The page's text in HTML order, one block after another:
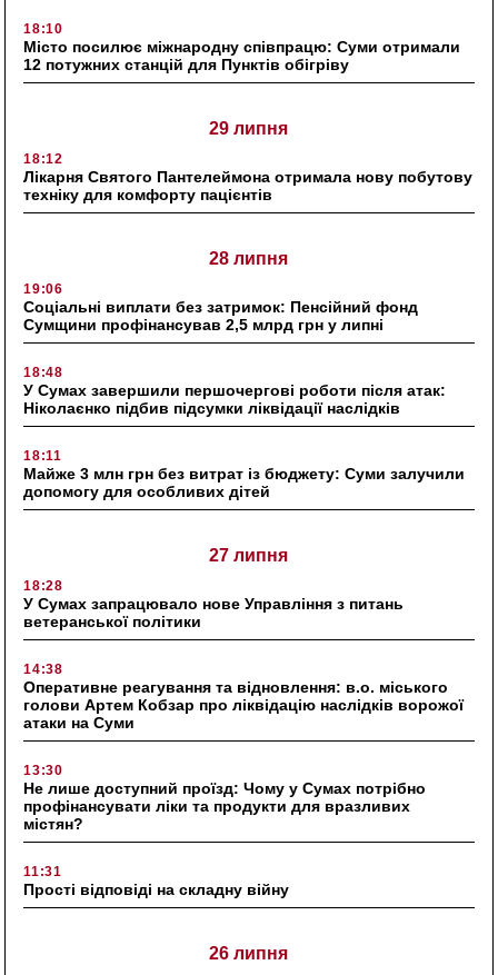
18:10
Місто посилює міжнародну співпрацю: Суми отримали
12 потужних станцій для Пунктів обігріву
29 липня
18:12
Лікарня Святого Пантелеймона отримала нову побутову
техніку для комфорту пацієнтів
28 липня
19:06
Соціальні виплати без затримок: Пенсійний фонд
Сумщини профінансував 2,5 млрд грн у липні
18:48
У Сумах завершили першочергові роботи після атак:
Ніколаєнко підбив підсумки ліквідації наслідків
18:11
Майже 3 млн грн без витрат із бюджету: Суми залучили
допомогу для особливих дітей
27 липня
18:28
У Сумах запрацювало нове Управління з питань
ветеранської політики
14:38
Оперативне реагування та відновлення: в.о. міського
голови Артем Кобзар про ліквідацію наслідків ворожої
атаки на Суми
13:30
Не лише доступний проїзд: Чому у Сумах потрібно
профінансувати ліки та продукти для вразливих
містян?
11:31
Прості відповіді на складну війну
26 липня